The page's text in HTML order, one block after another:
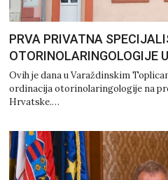
PRVA PRIVATNA
OTORINOLARINGOLOGIJE
Ovih je dana u Varaždinskim
ordinacija otorinolaringologije na
Hrvatske.…